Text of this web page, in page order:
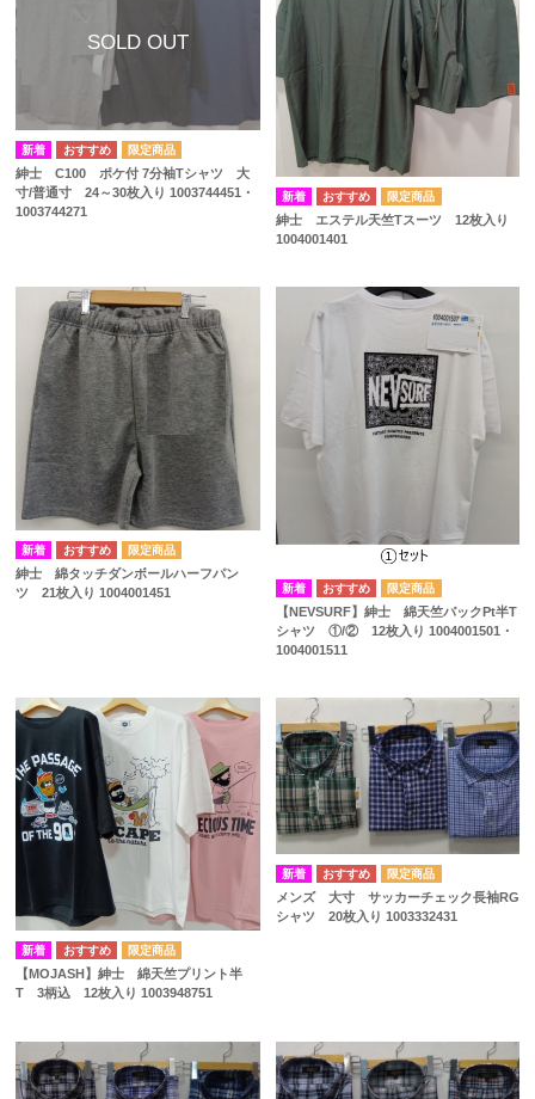
紳士 C100 ポケ付 7分袖Tシャツ 大
寸/普通寸 24～30枚入り 1003744451・
1003744271
紳士 エステル天竺Tスーツ 12枚入り
1004001401
紳士 綿タッチダンボールハーフパン
ツ 21枚入り 1004001451
【NEVSURF】紳士 綿天竺バックPt半T
シャツ ①/② 12枚入り 1004001501・
1004001511
【MOJASH】紳士 綿天竺プリント半
T 3柄込 12枚入り 1003948751
メンズ 大寸 サッカーチェック長袖RG
シャツ 20枚入り 1003332431